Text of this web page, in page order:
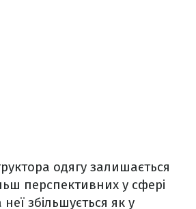
одягу залишається
перспективних у сфері
збільшується як у